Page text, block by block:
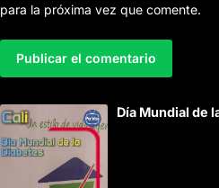
para la próxima vez que comente.
l
t
Día Mundial de